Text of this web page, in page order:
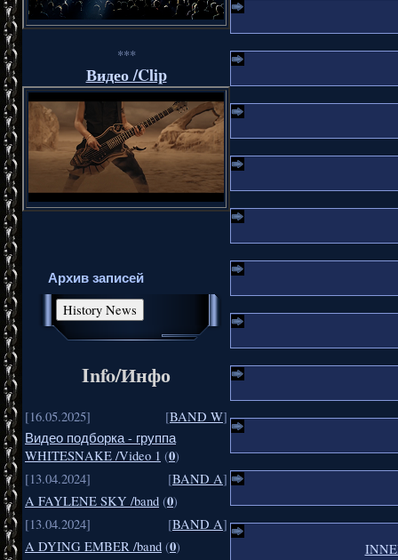
***
Видео /Clip
Архив записей
Info/Инфо
[16.05.2025] [BAND W]
Видео подборка - группа
WHITESNAKE /Video 1 (0)
[13.04.2024]
[BAND A]
A FAYLENE SKY /band (0)
[13.04.2024]
[BAND A]
A DYING EMBER /band (0)